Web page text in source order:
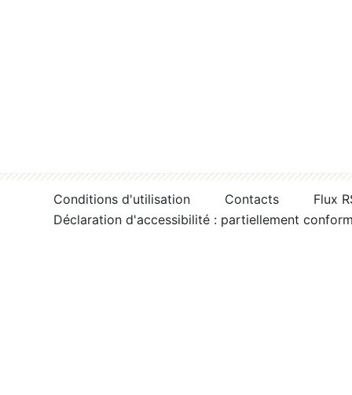
Conditions d'utilisation Contacts
Flux
Déclaration d'accessibilité : partiellement